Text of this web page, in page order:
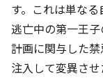
す。これは単な
逃亡中の第一王
計画に関与した
注入して変異さ